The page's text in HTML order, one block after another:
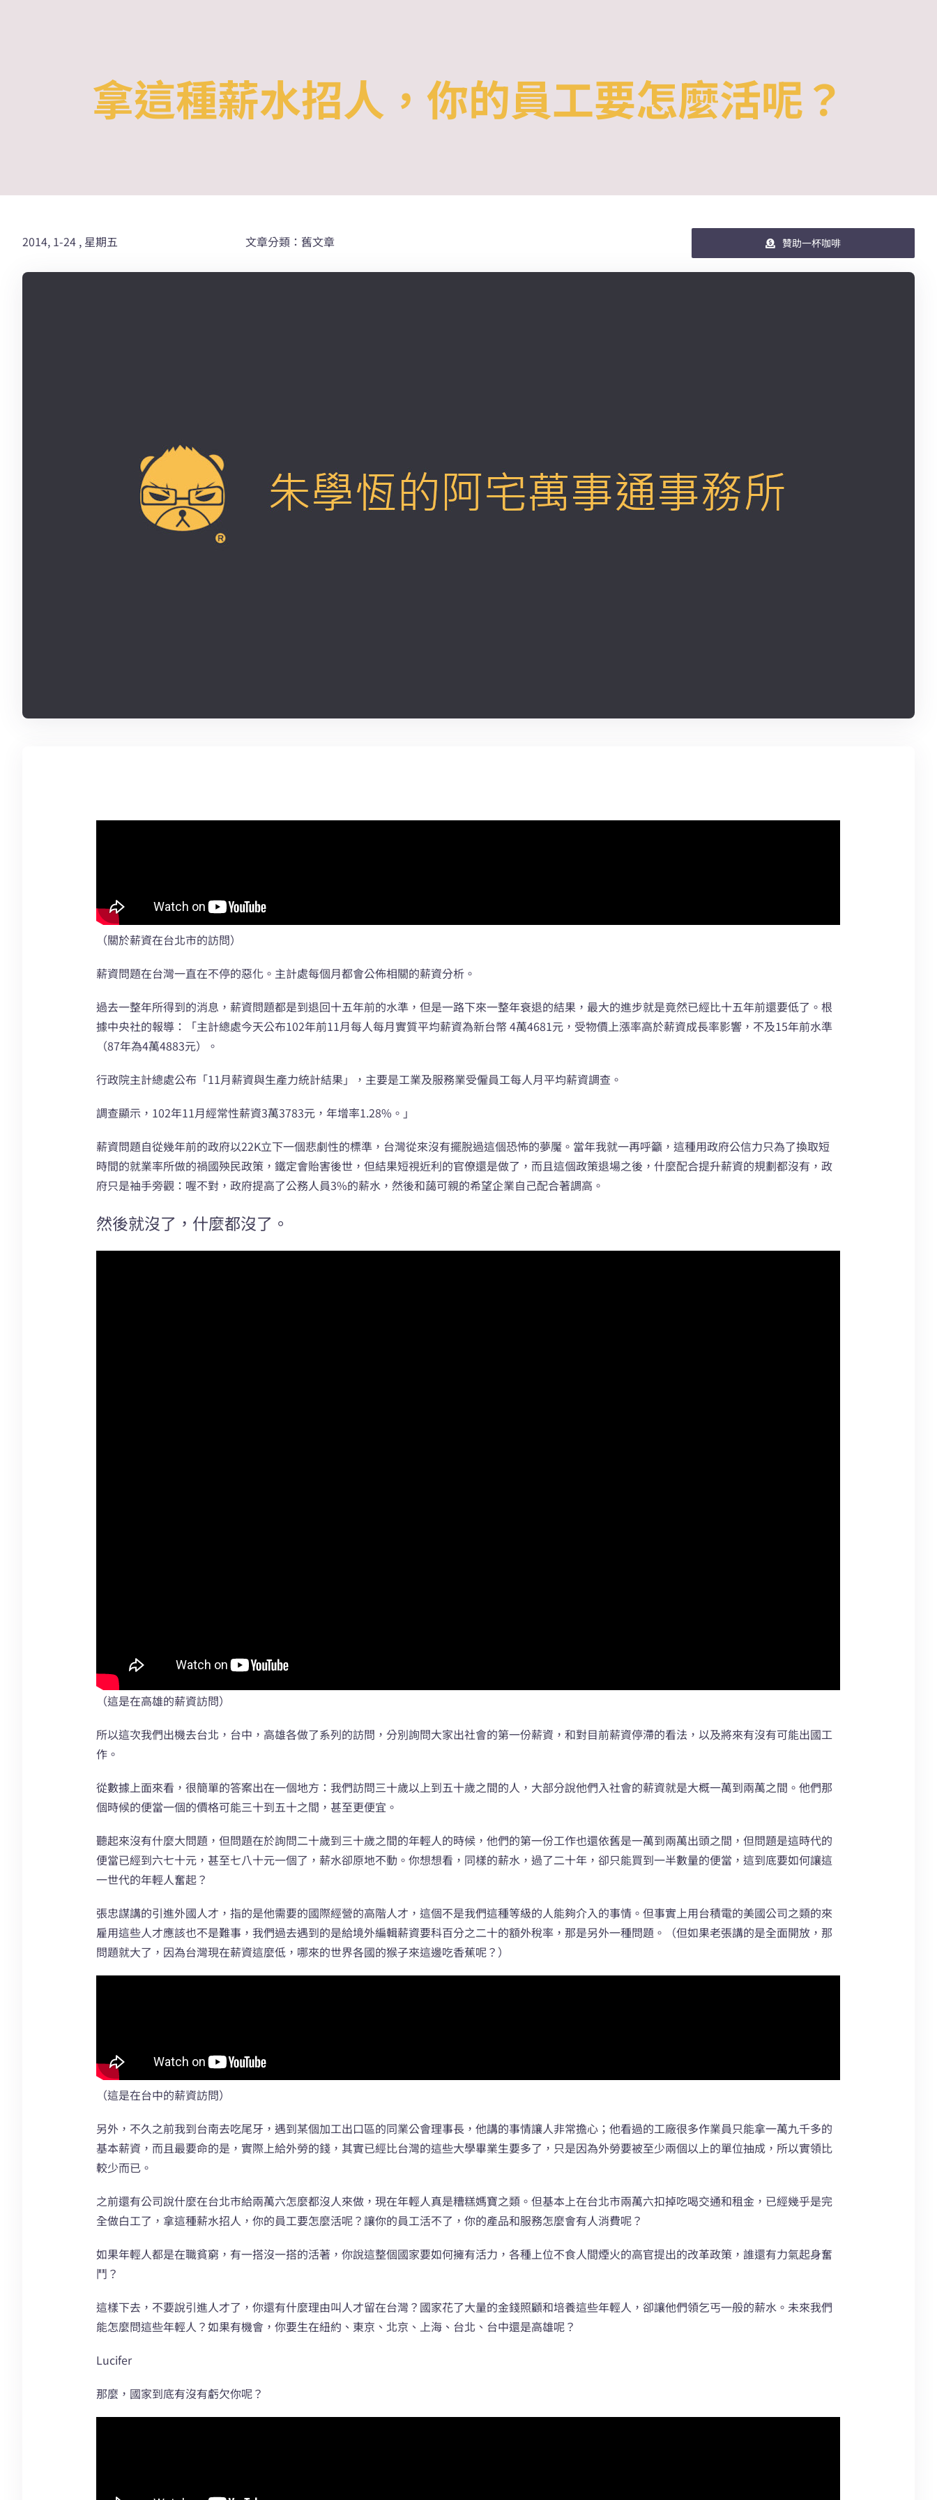
拿這種薪水招人，你的員工要怎麼活呢？
2014, 1-24 , 星期五 文章分類：舊文章 贊助一杯咖啡
（關於薪資在台北市的訪問）
薪資問題在台灣一直在不停的惡化。主計處每個月都會公佈相關的薪資分析。
過去一整年所得到的消息，薪資問題都是到退回十五年前的水準，但是一路下來一整年衰退的結果，最大的進步就是竟然已經比十五年前還要低了。根
據中央社的報導：「主計總處今天公布102年前11月每人每月實質平均薪資為新台幣 4萬4681元，受物價上漲率高於薪資成長率影響，不及15年前水準
（87年為4萬4883元）。
行政院主計總處公布「11月薪資與生產力統計結果」，主要是工業及服務業受僱員工每人月平均薪資調查。
調查顯示，102年11月經常性薪資3萬3783元，年增率1.28%。」
薪資問題自從幾年前的政府以22K立下一個悲劇性的標準，台灣從來沒有擺脫過這個恐怖的夢魘。當年我就一再呼籲，這種用政府公信力只為了換取短
時間的就業率所做的禍國殃民政策，鐵定會貽害後世，但結果短視近利的官僚還是做了，而且這個政策退場之後，什麼配合提升薪資的規劃都沒有，政
府只是袖手旁觀：喔不對，政府提高了公務人員3%的薪水，然後和藹可親的希望企業自己配合著調高。
然後就沒了，什麼都沒了。
（這是在高雄的薪資訪問）
所以這次我們出機去台北，台中，高雄各做了系列的訪問，分別詢問大家出社會的第一份薪資，和對目前薪資停滯的看法，以及將來有沒有可能出國工
作。
從數據上面來看，很簡單的答案出在一個地方：我們訪問三十歲以上到五十歲之間的人，大部分說他們入社會的薪資就是大概一萬到兩萬之間。他們那
個時候的便當一個的價格可能三十到五十之間，甚至更便宜。
聽起來沒有什麼大問題，但問題在於詢問二十歲到三十歲之間的年輕人的時候，他們的第一份工作也還依舊是一萬到兩萬出頭之間，但問題是這時代的
便當已經到六七十元，甚至七八十元一個了，薪水卻原地不動。你想想看，同樣的薪水，過了二十年，卻只能買到一半數量的便當，這到底要如何讓這
一世代的年輕人奮起？
張忠謀講的引進外國人才，指的是他需要的國際經營的高階人才，這個不是我們這種等級的人能夠介入的事情。但事實上用台積電的美國公司之類的來
雇用這些人才應該也不是難事，我們過去遇到的是給境外編輯薪資要科百分之二十的額外稅率，那是另外一種問題。（但如果老張講的是全面開放，那
問題就大了，因為台灣現在薪資這麼低，哪來的世界各國的猴子來這邊吃香蕉呢？）
（這是在台中的薪資訪問）
另外，不久之前我到台南去吃尾牙，遇到某個加工出口區的同業公會理事長，他講的事情讓人非常擔心；他看過的工廠很多作業員只能拿一萬九千多的
基本薪資，而且最要命的是，實際上給外勞的錢，其實已經比台灣的這些大學畢業生要多了，只是因為外勞要被至少兩個以上的單位抽成，所以實領比
較少而已。
之前還有公司說什麼在台北市給兩萬六怎麼都沒人來做，現在年輕人真是糟糕媽寶之類。但基本上在台北市兩萬六扣掉吃喝交通和租金，已經幾乎是完
全做白工了，拿這種薪水招人，你的員工要怎麼活呢？讓你的員工活不了，你的產品和服務怎麼會有人消費呢？
如果年輕人都是在職貧窮，有一搭沒一搭的活著，你說這整個國家要如何擁有活力，各種上位不食人間煙火的高官提出的改革政策，誰還有力氣起身奮
鬥？
這樣下去，不要說引進人才了，你還有什麼理由叫人才留在台灣？國家花了大量的金錢照顧和培養這些年輕人，卻讓他們領乞丐一般的薪水。未來我們
能怎麼問這些年輕人？如果有機會，你要生在紐約、東京、北京、上海、台北、台中還是高雄呢？
Lucifer
那麼，國家到底有沒有虧欠你呢？